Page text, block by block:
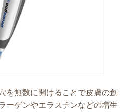
を無数に開けることで皮膚の創
ーゲンやエラスチンなどの増生